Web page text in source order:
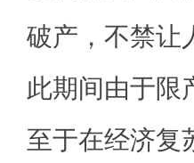
破产，不禁让
此期间由于限
至于在经济复